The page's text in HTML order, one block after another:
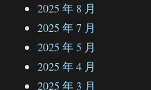
2025 年 8 月
2025 年 7 月
2025 年 5 月
2025 年 4 月
2025 年 3 月